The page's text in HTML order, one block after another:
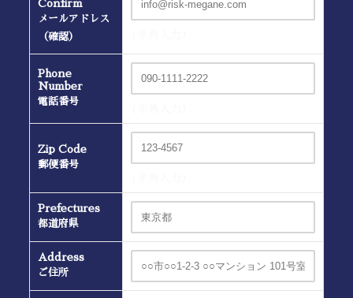
Confirm
メールアドレス
（確認）
Phone
Number
電話番号
Zip Code
郵便番号
Prefectures
都道府県
Address
ご住所